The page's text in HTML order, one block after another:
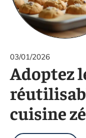
03/01/2026
Adoptez
cuisine